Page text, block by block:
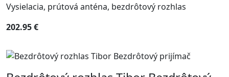
Vysielacia, prútová anténa, bezdrôtový rozhlas
202.95 €